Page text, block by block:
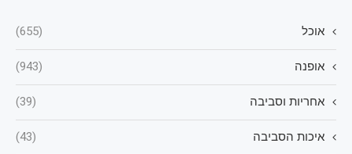
אוכל (655)
אופנה (943)
אחריות וסביבה (39)
איכות הסביבה (43)